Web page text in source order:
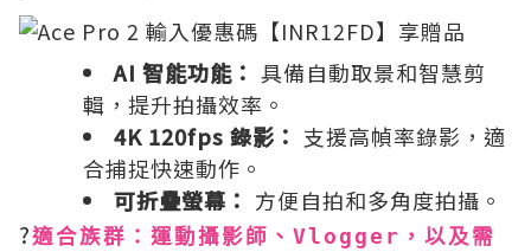
AI 智能功能： 具備自動取景和智慧剪
輯，提升拍攝效率。
4K 120fps 錄影： 支援高幀率錄影，適
合捕捉快速動作。
可折疊螢幕： 方便自拍和多角度拍攝。
?適合族群：運動攝影師、Vlogger，以及需